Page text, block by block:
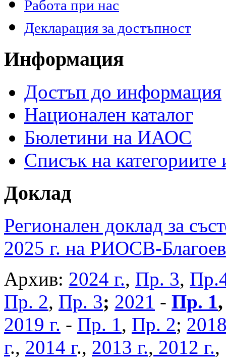
Работа при нас
Декларация за достъпност
Информация
Достъп до информация
Национален каталог
Бюлетини на ИАОС
Списък на
Доклад
Регионален доклад за
2025 г. на РИОСВ-
Архив: 2024 г., Пр. 3,
Пр. 2, Пр. 3; 2021 - Пр. 1
2019 г. - Пр. 1, Пр. 2;
г., 2014 г., 2013 г., 2012 г.